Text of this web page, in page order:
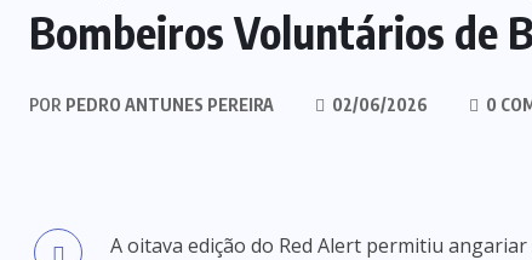
Bombeiros Voluntários de
POR PEDRO ANTUNES PEREIRA 02/06/2026 0
A oitava edição do Red Alert permitiu